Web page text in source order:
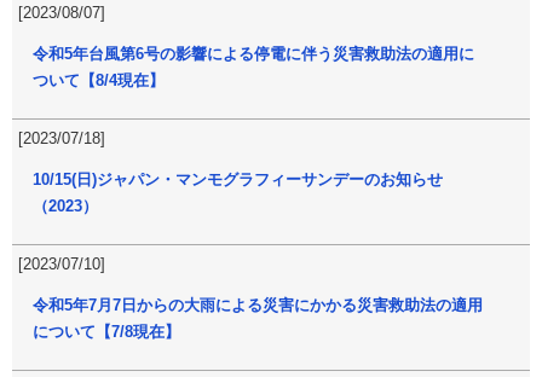
[2023/08/07]
令和5年台風第6号の影響による停電に伴う災害救助法の適用に
ついて【8/4現在】
[2023/07/18]
10/15(日)ジャパン・マンモグラフィーサンデーのお知らせ
（2023）
[2023/07/10]
令和5年7月7日からの大雨による災害にかかる災害救助法の適用
について【7/8現在】